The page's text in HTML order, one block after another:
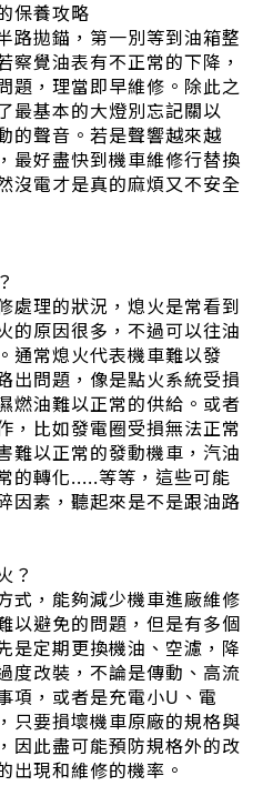
保養攻略
路拋錨，第一別等到油箱整
察覺油表有不正常的下降，
題，理當即早維修。除此之
最基本的大燈別忘記關以
的聲音。若是聲響越來越
最好盡快到機車維修行替換
沒電才是真的麻煩又不安全
處理的狀況，熄火是常看到
的原因很多，不過可以往油
通常熄火代表機車難以發
出問題，像是點火系統受損
燃油難以正常的供給。或者
，比如發電圈受損無法正常
難以正常的發動機車，汽油
的轉化.....等等，這些可能
因素，聽起來是不是跟油路
？
式，能夠減少機車進廠維修
以避免的問題，但是有多個
是定期更換機油、空濾，降
度改裝，不論是傳動、高流
項，或者是充電小U、電
只要損壞機車原廠的規格與
因此盡可能預防規格外的改
出現和維修的機率。